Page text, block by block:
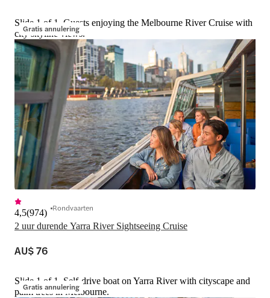
Gratis annulering
Slide 1 of 1, Guests enjoying the Melbourne River Cruise with
city skyline views.
2 uur durende Yarra River Sightseeing Cruise
4,5(974) Rondvaarten
AU$ 76
Gratis annulering
Slide 1 of 1, Self-drive boat on Yarra River with cityscape and
palm trees in Melbourne.